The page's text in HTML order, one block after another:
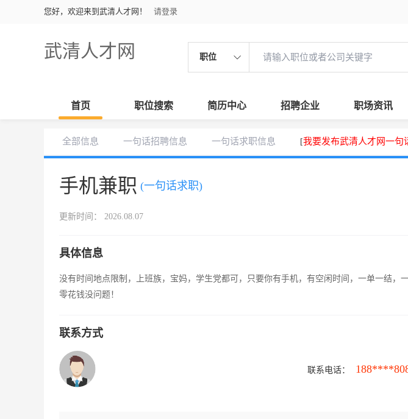
您好，欢迎来到武清人才网！ 请登录
武清人才网 职位
首页 职位搜索 简历中心 招聘企业 职场资讯
全部信息 一句话招聘信息 一句话求职信息 [我要发布武清人才网一句
手机兼职 (一句话求职)
更新时间： 2026.08.07
具体信息
没有时间地点限制，上班族，宝妈，学生党都可，只要你有手机，有空闲时间，一单一结，
零花钱没问题！
联系方式
联系电话：